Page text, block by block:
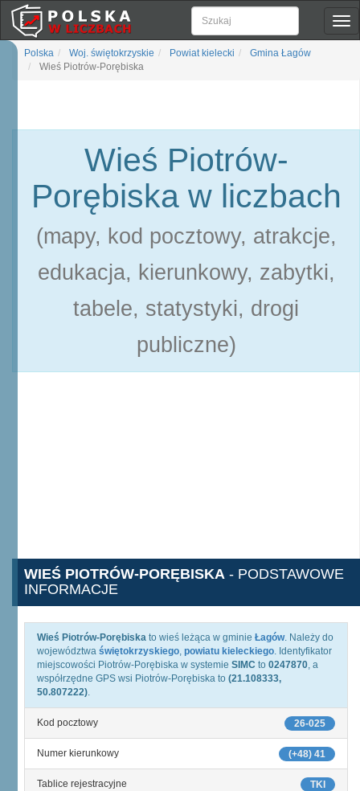
Polska Woj. świętokrzyskie Powiat kielecki
Gmina Łagów
Wieś Piotrów-Porębiska
Wieś Piotrów-
Porębiska w liczbach
(mapy, kod pocztowy, atrakcje,
edukacja, kierunkowy, zabytki,
tabele, statystyki, drogi
publiczne)
WIEŚ PIOTRÓW-PORĘBISKA - PODSTAWOWE
INFORMACJE
Wieś Piotrów-Porębiska to wieś leżąca w gminie Łagów. Należy do
województwa świętokrzyskiego, powiatu kieleckiego. Identyfikator
miejscowości Piotrów-Porębiska w systemie SIMC to 0247870, a
współrzędne GPS wsi Piotrów-Porębiska to (21.108333,
50.807222).
26-025
Kod pocztowy
(+48) 41
Numer kierunkowy
TKI
Tablice rejestracyjne